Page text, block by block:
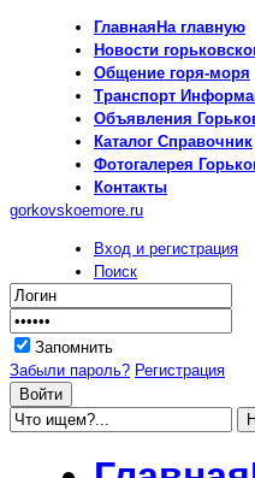
Главная На главную
Новости
Общение горя-моря
Транспорт
Объявления
Каталог Справочник
Фотогалерея
Контакты
gorkovskoemore.ru
Вход и регистрация
Поиск
Запомнить
Забыли пароль? Регистрация